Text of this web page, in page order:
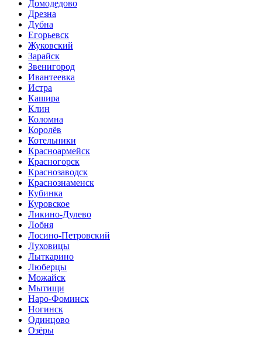
Домодедово
Дрезна
Дубна
Егорьевск
Жуковский
Зарайск
Звенигород
Ивантеевка
Истра
Кашира
Клин
Коломна
Королёв
Котельники
Красноармейск
Красногорск
Краснозаводск
Краснознаменск
Кубинка
Куровское
Ликино-Дулево
Лобня
Лосино-Петровский
Луховицы
Лыткарино
Люберцы
Можайск
Мытищи
Наро-Фоминск
Ногинск
Одинцово
Озёры